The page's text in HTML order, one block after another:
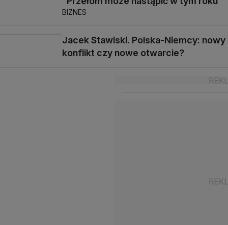
BIZNES
Jacek Stawiski. Polska-Niemcy: nowy
konflikt czy nowe otwarcie?